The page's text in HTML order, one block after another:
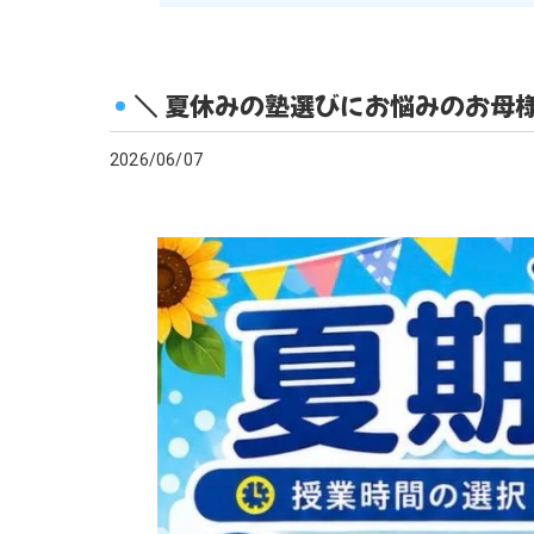
＼ 夏休みの塾選びにお悩みのお母
2026/06/07